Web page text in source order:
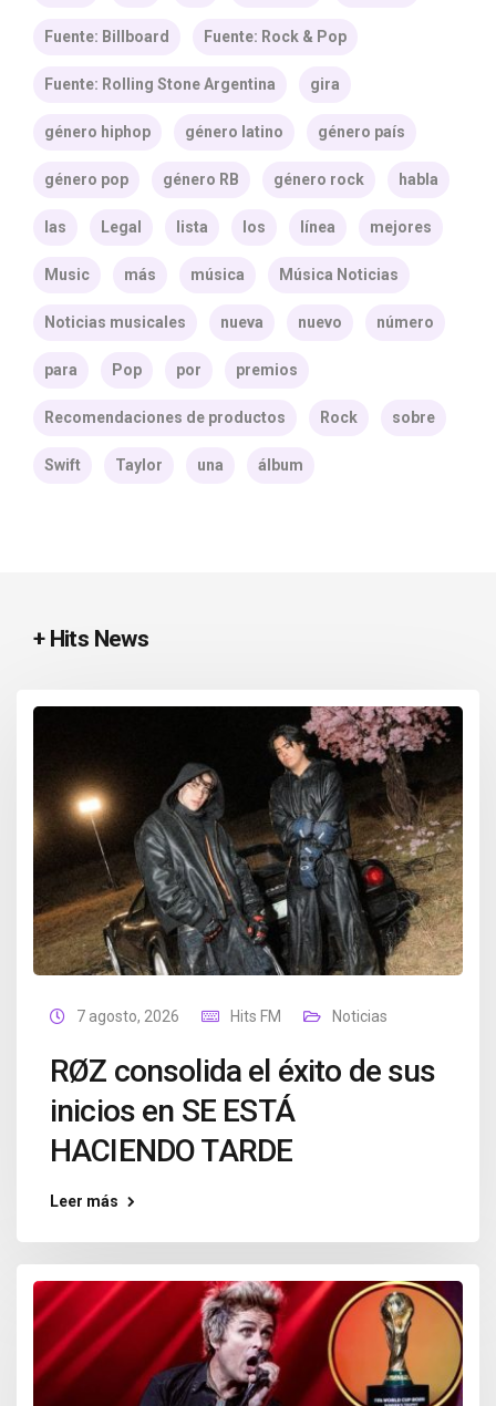
Fuente: Billboard Fuente: Rock & Pop
Fuente: Rolling Stone Argentina gira
género hiphop género latino género país
género pop género RB género rock habla
las Legal lista los línea mejores
Music más música Música Noticias
Noticias musicales nueva nuevo número
para Pop por premios
Recomendaciones de productos Rock sobre
Swift Taylor una álbum
+ Hits News
7 agosto, 2026 Hits FM Noticias
RØZ consolida el éxito de sus
inicios en SE ESTÁ
HACIENDO TARDE
Leer más